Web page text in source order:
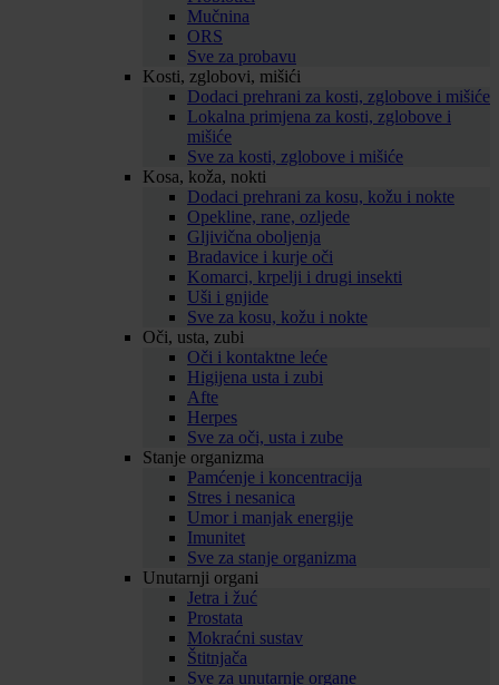
Mučnina
ORS
Sve za probavu
Kosti, zglobovi, mišići
Dodaci prehrani za kosti, zglobove i mišiće
Lokalna primjena za kosti, zglobove i
mišiće
Sve za kosti, zglobove i mišiće
Kosa, koža, nokti
Dodaci prehrani za kosu, kožu i nokte
Opekline, rane, ozljede
Gljivična oboljenja
Bradavice i kurje oči
Komarci, krpelji i drugi insekti
Uši i gnjide
Sve za kosu, kožu i nokte
Oči, usta, zubi
Oči i kontaktne leće
Higijena usta i zubi
Afte
Herpes
Sve za oči, usta i zube
Stanje organizma
Pamćenje i koncentracija
Stres i nesanica
Umor i manjak energije
Imunitet
Sve za stanje organizma
Unutarnji organi
Jetra i žuć
Prostata
Mokraćni sustav
Štitnjača
Sve za unutarnje organe